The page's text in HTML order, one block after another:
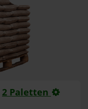
2 Paletten